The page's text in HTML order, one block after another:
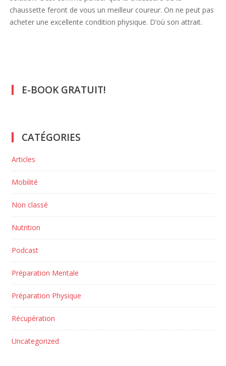
chaussette feront de vous un meilleur coureur. On ne peut pas
acheter une excellente condition physique. D’où son attrait.
E-BOOK GRATUIT!
CATÉGORIES
Articles
Mobilité
Non classé
Nutrition
Podcast
Préparation Mentale
Préparation Physique
Récupération
Uncategorized